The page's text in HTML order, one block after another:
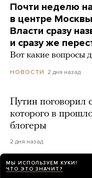
Почти неделю
в центре
Власти сразу
и сразу же
Вот какие вопросы
НОВОСТИ 2 дня назад
Путин поговорил
которого в
блогеры
2 дня назад
В Москве
МЫ ИСПОЛЬЗУЕМ КУКИ!
ЧТО ЭТО ЗНАЧИТ?